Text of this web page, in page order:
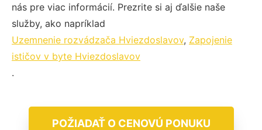
nás pre viac informácií. Prezrite si aj ďalšie naše
služby, ako napríklad
Uzemnenie rozvádzača Hviezdoslavov, Zapojenie
ističov v byte Hviezdoslavov
.
POŽIADAŤ O CENOVÚ PONUKU